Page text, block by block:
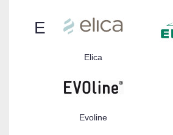
E
Elica
Evoline